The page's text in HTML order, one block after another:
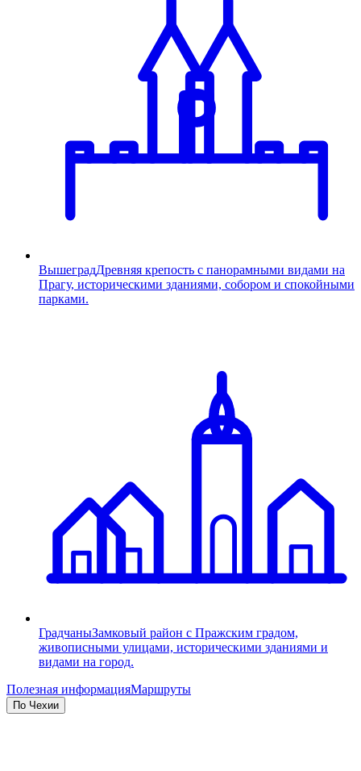
ВышеградДревняя крепость с панорамными видами на
Прагу, историческими зданиями, собором и спокойными
парками.
ГрадчаныЗамковый район с Пражским градом,
живописными улицами, историческими зданиями и
видами на город.
Полезная информацияМаршруты
По Чехии